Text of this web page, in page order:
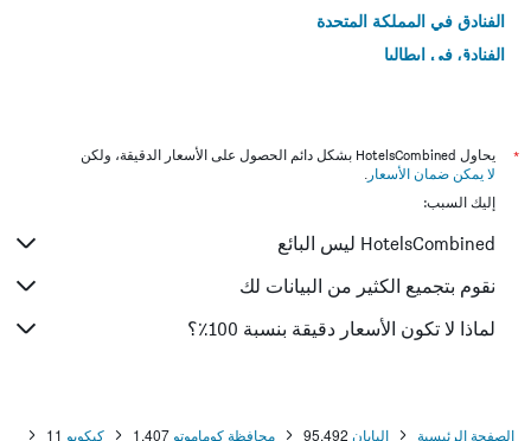
الفنادق في المملكة المتحدة
الفنادق في إيطاليا
*
يحاول HotelsCombined بشكل دائم الحصول على الأسعار الدقيقة، ولكن
لا يمكن ضمان الأسعار .
إليك السبب:
HotelsCombined ليس البائع
نقوم بتجميع الكثير من البيانات لك
لماذا لا تكون الأسعار دقيقة بنسبة 100٪؟
الصفحة الرئيسية اليابان 95,492 محافظة كوماموتو 1,407 كيكويو 11